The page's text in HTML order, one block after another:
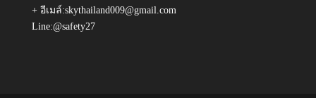
+ อีเมล์:skythailand009@gmail.com
Line:@safety27